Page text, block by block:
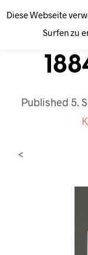
Published 5.
<
Diese Webseite
Surfen zu